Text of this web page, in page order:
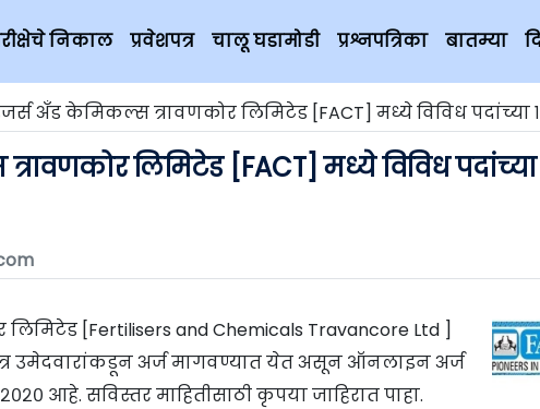
निकाल प्रवेशपत्र चालू घडामोडी प्रश्नपत्रिका बातम्या
अँड केमिकल्स त्रावणकोर लिमिटेड [FACT] मध्ये विविध पदांच्या १४०
लिमिटेड [FACT] मध्ये विविध पदांच्या
[Fertilisers and Chemicals Travancore Ltd ]
उमेदवारांकडून अर्ज मागवण्यात येत असून ऑनलाइन अर्ज
आहे. सविस्तर माहितीसाठी कृपया जाहिरात पाहा.